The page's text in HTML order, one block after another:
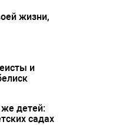
жизни,
и
детей:
садах